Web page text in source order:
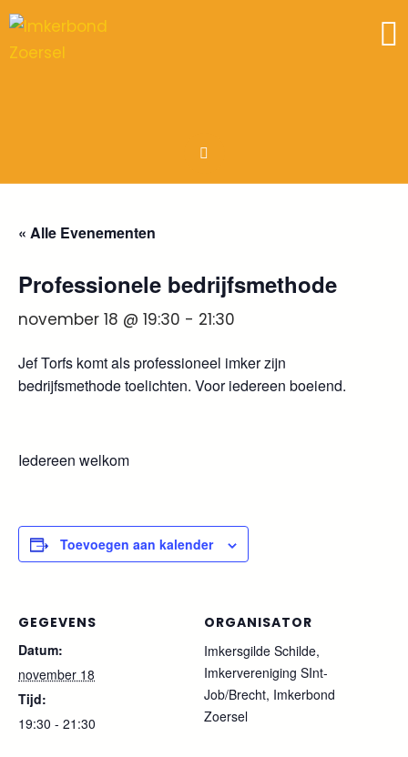
« Alle Evenementen
Professionele bedrijfsmethode
november 18 @ 19:30 - 21:30
Jef Torfs komt als professioneel imker zijn
bedrijfsmethode toelichten. Voor iedereen boeiend.
Iedereen welkom
Toevoegen aan kalender
GEGEVENS
Datum:
november 18
Tijd:
19:30 - 21:30
ORGANISATOR
Imkersgilde Schilde,
Imkervereniging SInt-
Job/Brecht, Imkerbond
Zoersel